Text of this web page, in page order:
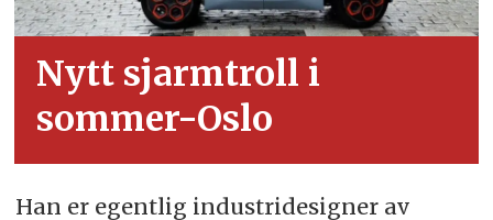
Nytt sjarmtroll i
sommer-Oslo
Han er egentlig industridesigner av